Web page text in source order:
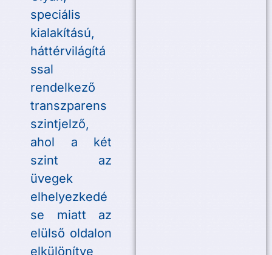
speciális
kialakítású,
háttérvilágítá
ssal
rendelkező
transzparens
szintjelző,
ahol a két
szint az
üvegek
elhelyezkedé
se miatt az
elülső oldalon
elkülönítve